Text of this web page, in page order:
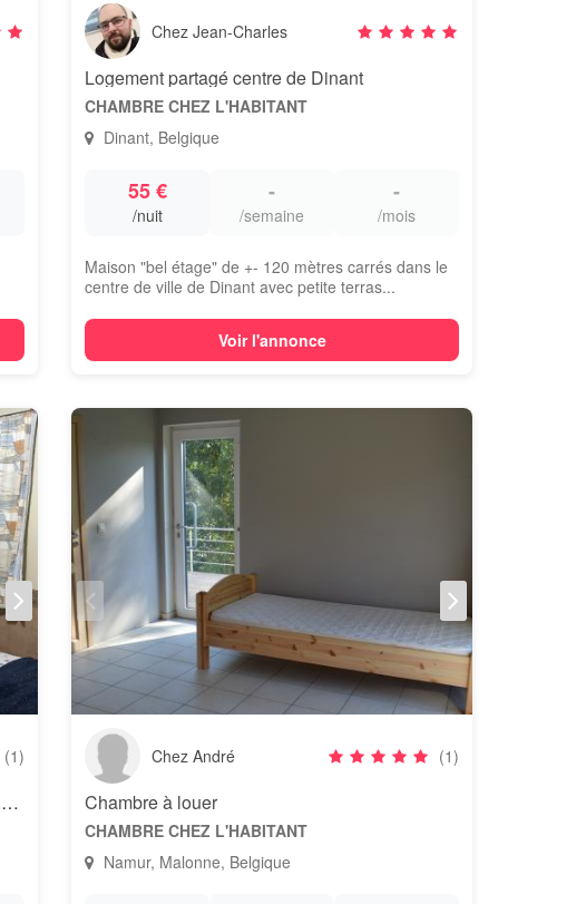
Chez Jean-Charles
Logement partagé centre de Dinant
CHAMBRE CHEZ L'HABITANT
Dinant, Belgique
55 €
/nuit
-
/semaine
-
/mois
Maison "bel étage" de +- 120 mètres carrés dans le
centre de ville de Dinant avec petite terras...
Voir l'annonce
(1)
Chambre à louer Gembloux (près de la gare et des commerces)
Chez André (1)
Chambre à louer
CHAMBRE CHEZ L'HABITANT
Namur, Malonne, Belgique